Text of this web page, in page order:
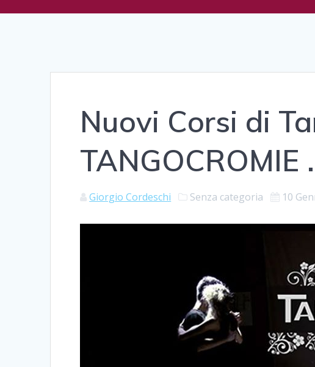
Nuovi Corsi di
TANGOCROMIE
Giorgio Cordeschi Senza categoria 10